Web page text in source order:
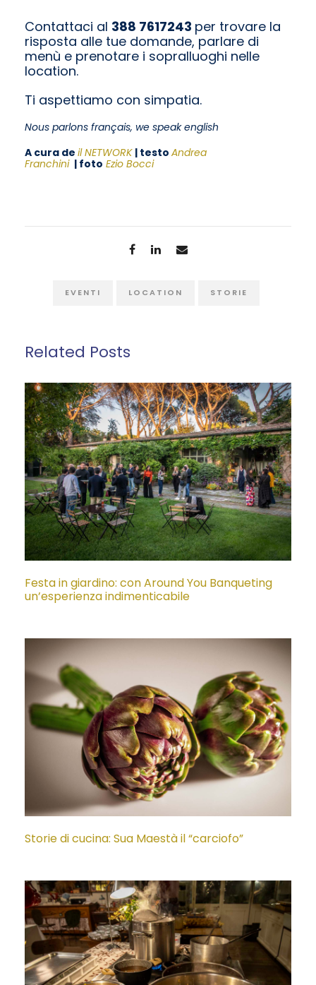
Contattaci al 388 7617243 per trovare la
risposta alle tue domande, parlare di
menù e prenotare i sopralluoghi nelle
location.
Ti aspettiamo con simpatia.
Nous parlons français, we speak english
A cura de il NETWORK | testo Andrea
Franchini | foto Ezio Bocci
EVENTI LOCATION STORIE
Related Posts
Festa in giardino: con Around You Banqueting
un’esperienza indimenticabile
Storie di cucina: Sua Maestà il “carciofo”